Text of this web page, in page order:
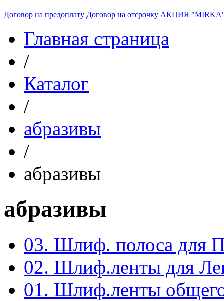
Договор на предоплату Договор на отсрочку АКЦИЯ
Главная страница
/
Каталог
/
абразивы
/
абразивы
абразивы
03. Шлиф. полоса для
02. Шлиф.ленты для
01. Шлиф.ленты